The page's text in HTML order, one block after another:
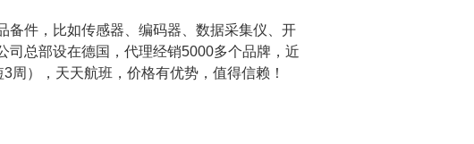
备件，比如传感器、编码器、数据采集仪、开
司总部设在德国，代理经销5000多个品牌，近
3周），天天航班，价格有优势，值得信赖！